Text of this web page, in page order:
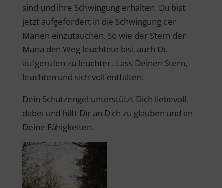
sind und ihre Schwingung erhalten. Du bist
jetzt aufgefordert in die Schwingung der
Marien einzutauchen. So wie der Stern der
Maria den Weg leuchtete bist auch Du
aufgerufen zu leuchten. Lass Deinen Stern,
leuchten und sich voll entfalten.
Dein Schutzengel unterstützt Dich liebevoll
dabei und hilft Dir an Dich zu glauben und an
Deine Fähigkeiten.